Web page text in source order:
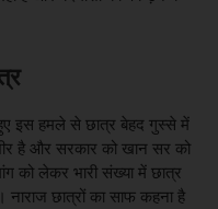
इस हमले से छात्र बेहद गुस्से में
है और सरकार को खान सर को
को लेकर भारी संख्या में छात्र
छात्रों का साफ कहना है